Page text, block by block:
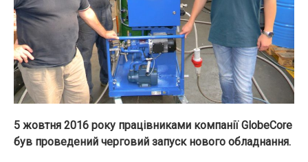
5 жовтня 2016 року працівниками компанії GlobeCore
був проведений черговий запуск нового обладнання.